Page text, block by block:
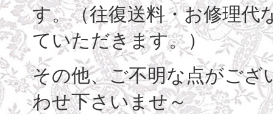
す。（往復送料・お修理代
ていただきます。）
その他、ご不明な点がご
わせ下さいませ～